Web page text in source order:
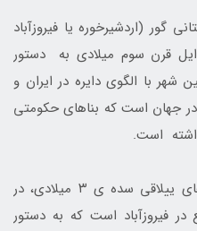
گور (اردشیرخوره یا فیروزآباد
قرن سوم میلادی به دستور
شهر با الگوی دایره در ایران و
جهان است که بناهای حکومتی
است.
یکی از کاخ های ییلاقی سده ی ۳ میلادی، در
در فیروزآباد است که به دستور